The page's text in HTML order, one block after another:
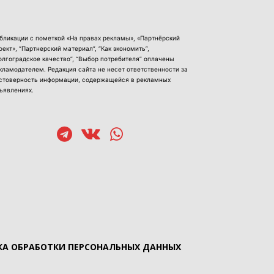
с пометкой «На правах рекламы», «Партнёрский
“Партнерский материал”, “Как экономить”,
качество”, “Выбор потребителя” оплачены
Редакция сайта не несет ответственности за
информации, содержащейся в рекламных
ОБРАБОТКИ ПЕРСОНАЛЬНЫХ ДАННЫХ